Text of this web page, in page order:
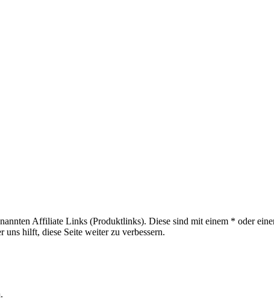
Affiliate Links (Produktlinks). Diese sind mit einem * oder
hilft, diese Seite weiter zu verbessern.